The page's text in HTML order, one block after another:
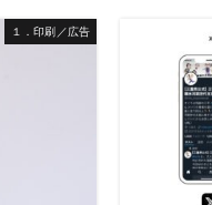
１．印刷／広告